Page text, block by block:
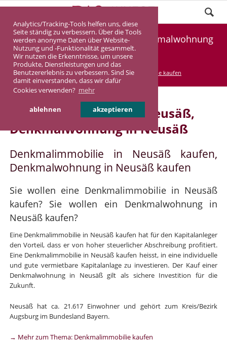
Analytics/Tracking-Tools helfen uns, diese
Seite ständig zu verbessern. Über die Tools
werden anonyme Daten über Website-
Nutzung und -Funktionalität gesammelt.
Wir nutzen die Erkenntnisse, um unsere
Produkte, Dienstleistungen und das
Benutzererlebnis zu verbessern. Sind Sie
damit einverstanden, dass wir dafür
Cookies verwenden? mehr
ablehnen akzeptieren
Denkmalimmobilie Neusäß, Denkmalwohnung
Neusäß
DASINVEST Service Denkmalimmobilie kaufen
Denkmalimmobilie in Neusäß,
Denkmalwohnung in Neusäß
Denkmalimmobilie in Neusäß kaufen,
Denkmalwohnung in Neusäß kaufen
Sie wollen eine Denkmalimmobilie in Neusäß
kaufen? Sie wollen ein Denkmalwohnung in
Neusäß kaufen?
Eine Denkmalimmobilie in Neusäß kaufen hat für den Kapitalanleger
den Vorteil, dass er von hoher steuerlicher Abschreibung profitiert.
Eine Denkmalimmobilie in Neusäß kaufen heisst, in eine individuelle
und gute vermietbare Kapitalanlage zu investieren. Der Kauf einer
Denkmalwohnung in Neusäß gilt als sichere Investition für die
Zukunft.
Neusäß hat ca. 21.617 Einwohner und gehört zum Kreis/Bezirk
Augsburg im Bundesland Bayern.
→ Mehr zum Thema: Denkmalimmobilie kaufen